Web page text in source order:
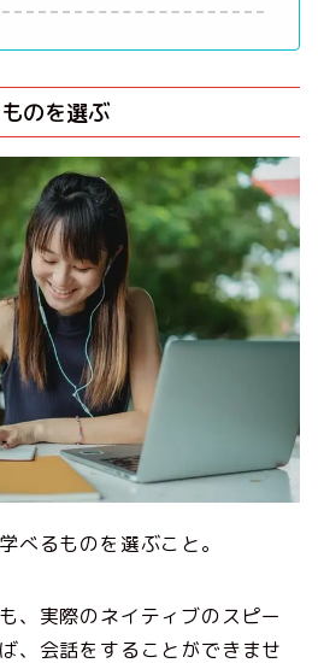
のを選ぶ
べるものを選ぶこと。
、実際のネイティブのスピー
、会話をすることができませ